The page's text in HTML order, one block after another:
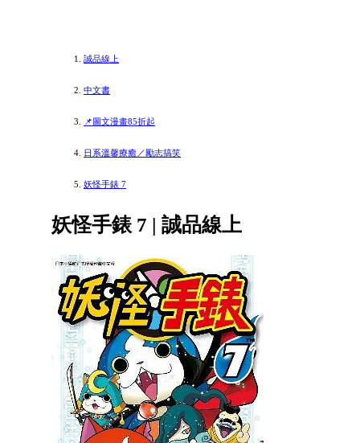
誠品線上
中文書
📌圖文漫畫85折起
日系溫馨療癒／勵志搞笑
妖怪手錶 7
妖怪手錶 7 | 誠品線上